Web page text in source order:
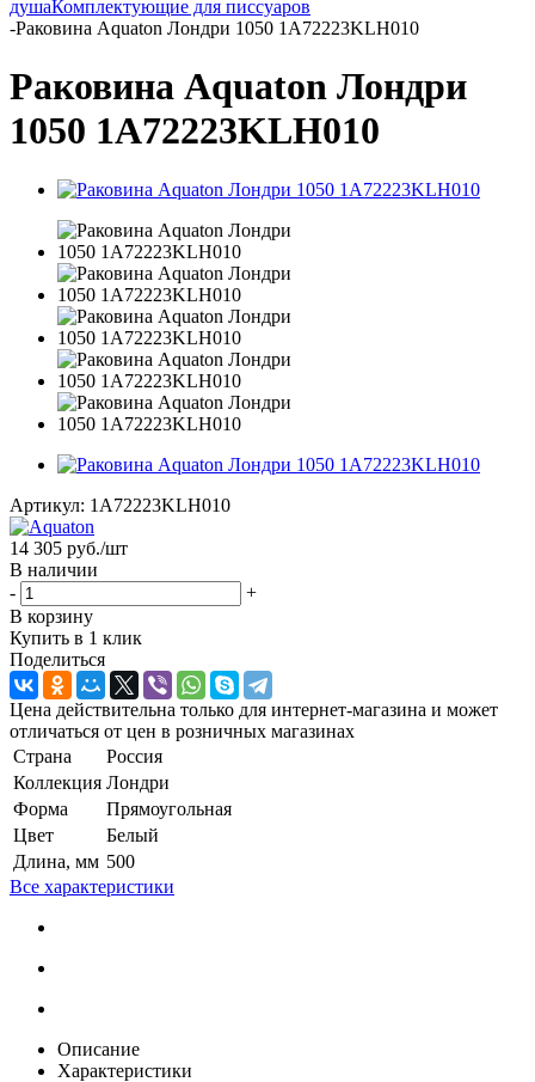
душаКомплектующие для писсуаров
-Раковина Aquaton Лондри 1050 1A72223KLH010
Раковина Aquaton Лондри
1050 1A72223KLH010
Артикул: 1A72223KLH010
14 305 руб./шт
В наличии
-
+
В корзину
Купить в 1 клик
Поделиться
Цена действительна только для интернет-магазина и может
отличаться от цен в розничных магазинах
Страна
Россия
Коллекция Лондри
Форма
Прямоугольная
Цвет
Белый
Длина, мм 500
Все характеристики
Описание
Характеристики